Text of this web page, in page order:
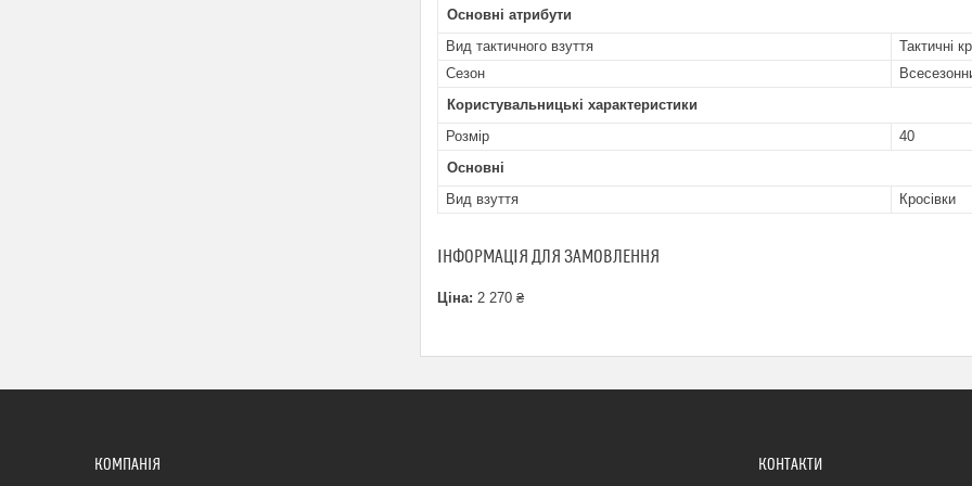
Основні атрибути
Вид тактичного взуття
Тактичні
Сезон
Користувальницькі характеристики
Розмір
40
Основні
Вид взуття
Кросівки
ІНФОРМАЦІЯ ДЛЯ ЗАМОВЛЕННЯ
Ціна: 2 270 ₴